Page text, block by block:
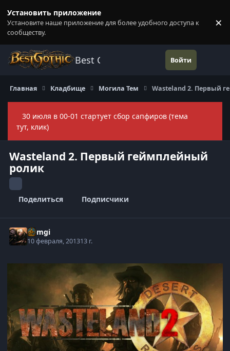
Установить приложение
Установите наше приложение для более удобного доступа к
сообществу.
×
Best Gothic Forums Войти
Главная Кладбище Могила Тем Wasteland 2. Первый
30 июля в 00-01 стартует сбор сапфиров (тема
тут, клик)
Wasteland 2. Первый геймплейный
ролик
Поделиться Подписчики
Gemgi
10 февраля, 201313 г.